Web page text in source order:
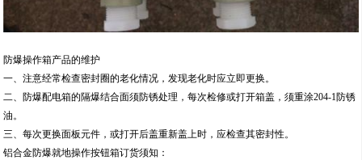
防爆操作箱产品的维护
一、注意经常检查密封圈的老化情况，发现老化时应立即更换。
二、防爆配电箱的隔爆结合面须防锈处理，每次检修或打开箱盖，须重涂204-1防锈
油。
三、每次更换面板元件，或打开后盖重新盖上时，应检查其密封性。
铝合金防爆就地操作按钮箱订货须知：